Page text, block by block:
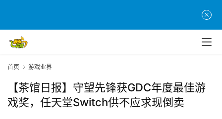
首页 游戏业界
【茶馆日报】守望先锋获GDC年度最佳游
戏奖，任天堂Switch供不应求现倒卖